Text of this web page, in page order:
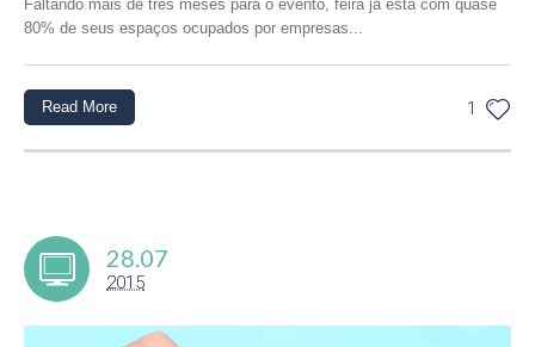
Faltando mais de três meses para o evento, feira já está com quase
80% de seus espaços ocupados por empresas...
1
Read More
28.07
2015